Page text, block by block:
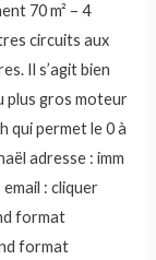
70 m² – 4
circuits aux
Il s’agit bien
plus gros moteur
qui permet le 0 à
adresse : imm
email : cliquer
format
format